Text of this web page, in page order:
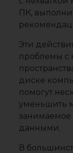
ПК,
Эти
проблемы с
диске
помогут
уменьшить
данными.
В